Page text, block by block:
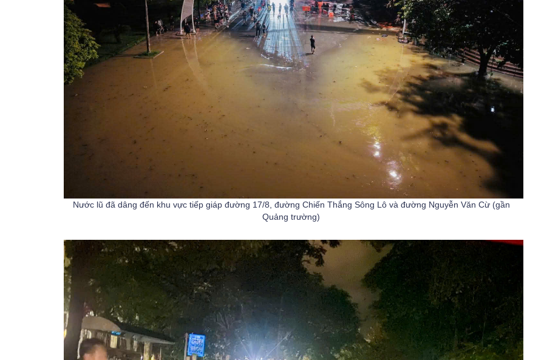
Nước lũ đã dâng đến khu vực tiếp giáp đường 17/8, đường Chiến Thắng Sông Lô và đường Nguyễn Văn Cừ (gần
Quảng trường)